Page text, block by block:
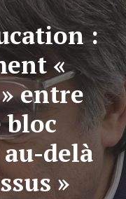
:
«
entre
bloc
delà
»